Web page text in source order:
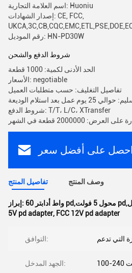
اسم العلامة التجارية: Huoniu
إصدار الشهادات: CE, FCC,
رقم الموديل: HN-PD30W
شروط الدفع والشحن
الحد الأدنى لكمية: 1000 قطعة
الأسعار: negotiable
تفاصيل التغليف: حسب متطلبات العميل
عمل بعد استلام الوديعة
شروط الدفع: T/T، L/C، XTransfer
العرض: 2000000 قطعة في الشهر
احصل على أفضل سعر
تفاصيل المنتج وصف المنتج
إبراز:
5V pd adapter, FCC 12V pd adapter
التوافق:
الجهد المدخل: